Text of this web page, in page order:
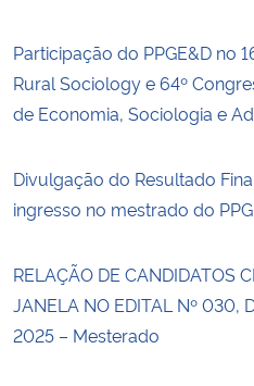
Participação do PPGE&D no
Rural Sociology e 64º
de Economia, Sociologia e
Divulgação do Resultado
ingresso no mestrado do
RELAÇÃO DE CANDIDATOS
JANELA NO EDITAL Nº 030,
2025 – Mesterado